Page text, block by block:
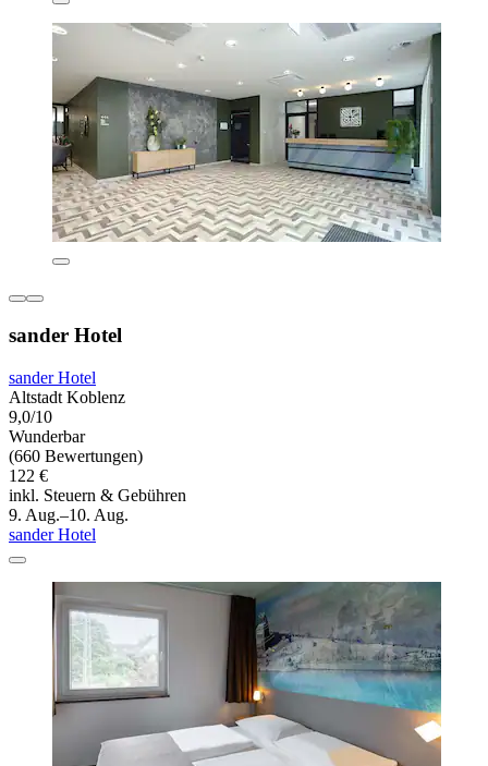
sander Hotel
sander Hotel
Altstadt Koblenz
9,0/10
Wunderbar
(660 Bewertungen)
122 €
inkl. Steuern & Gebühren
9. Aug.–10. Aug.
sander Hotel